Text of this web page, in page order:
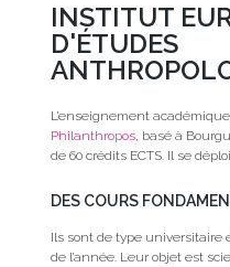
INSTITUT
D'ÉTUDES
L’enseignement académique
Philanthropos, basé à
de 60 crédits ECTS. Il se
DES COURS
Ils sont de type universitaire
de l’année. Leur objet est